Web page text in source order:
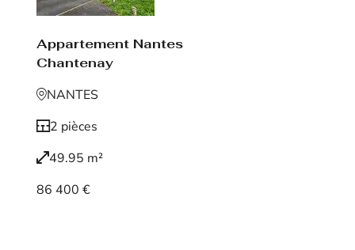
Appartement Nantes
Chantenay
NANTES
2 pièces
49.95 m²
86 400 €